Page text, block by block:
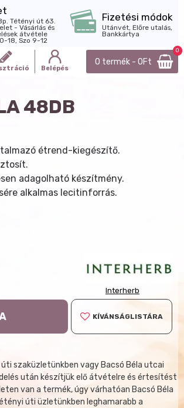
Tétényi út 63.
- Vásárlás és
átvétele
18, Szo 9-12
Fizetési módok
Utánvét, Előre utalás,
Bankkártya
Belépés
0 termék - 0Ft
0
48DB
Interherb
étrend-kiegészítő.
adagolható készítmény.
alkalmas lecitinforrás.
KÍVÁNSÁGLISTÁRA
szaküzletünkben vagy Bacsó Béla utcai
után készítjük elő átvételre és értesítést
van a termék, úgy várhatóan Bacsó Béla
úti üzletünkben leghamarabb a